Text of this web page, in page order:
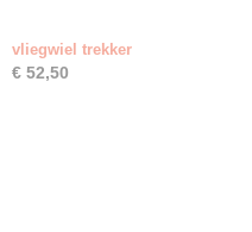
vliegwiel trekker
€ 52,50